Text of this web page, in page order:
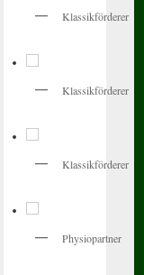
Klassikförderer
Klassikförderer
Klassikförderer
Physiopartner